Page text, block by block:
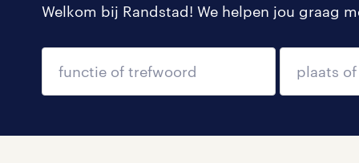
Welkom bij Randstad! We helpen jou graag